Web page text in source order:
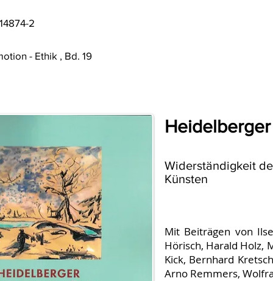
2
- Ethik , Bd. 19
Widerständigkeit
Künsten
Mit Beiträgen von
Hörisch, Harald Holz,
Kick, Bernhard
Arno Remmers,